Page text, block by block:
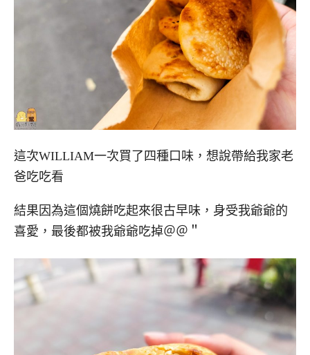
這次WILLIAM一次買了四種口味，想說帶給我家老
爸吃吃看
結果因為這個燒餅吃起來很古早味，身受我爺爺的
喜愛，最後都被我爺爺吃掉＠＠＂